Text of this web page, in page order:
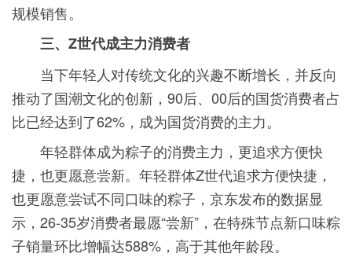
规模销售。
三、Z世代成主力消费者
当下年轻人对传统文化的兴趣不断增长，并反向
推动了国潮文化的创新，90后、00后的国货消费者占
比已经达到了62%，成为国货消费的主力。
年轻群体成为粽子的消费主力，更追求方便快
捷，也更愿意尝新。年轻群体Z世代追求方便快捷，
也更愿意尝试不同口味的粽子，京东发布的数据显
示，26-35岁消费者最愿“尝新”，在特殊节点新口味粽
子销量环比增幅达588%，高于其他年龄段。